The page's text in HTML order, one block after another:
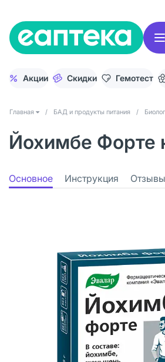
Акции Скидки Гемотест
Главная / БАД и продукты питания /
Йохимбе Форте
Основное Инструкция Отзывы